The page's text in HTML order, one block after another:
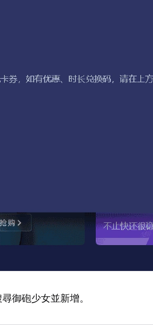
御砲少女並新增。